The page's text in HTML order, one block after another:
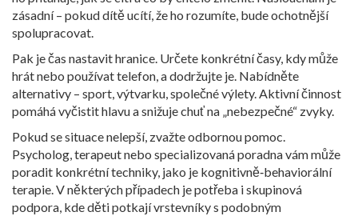
zásadní – pokud dítě ucítí, že ho rozumíte, bude ochotnější
spolupracovat.
Pak je čas nastavit hranice. Určete konkrétní časy, kdy může
hrát nebo používat telefon, a dodržujte je. Nabídněte
alternativy – sport, výtvarku, společné výlety. Aktivní činnost
pomáhá vyčistit hlavu a snižuje chuť na „nebezpečné“ zvyky.
Pokud se situace nelepší, zvažte odbornou pomoc.
Psycholog, terapeut nebo specializovaná poradna vám může
poradit konkrétní techniky, jako je kognitivně‑behaviorální
terapie. V některých případech je potřeba i skupinová
podpora, kde děti potkají vrstevníky s podobným